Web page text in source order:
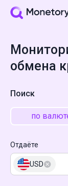
обмена
Поиск
по
Отдаёте
USD